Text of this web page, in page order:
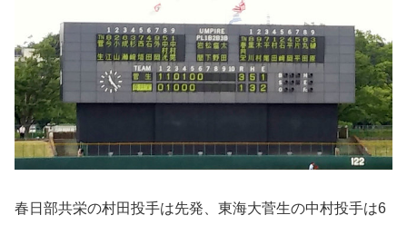
春日部共栄の村田投手は先発、東海大菅生の中村投手は6